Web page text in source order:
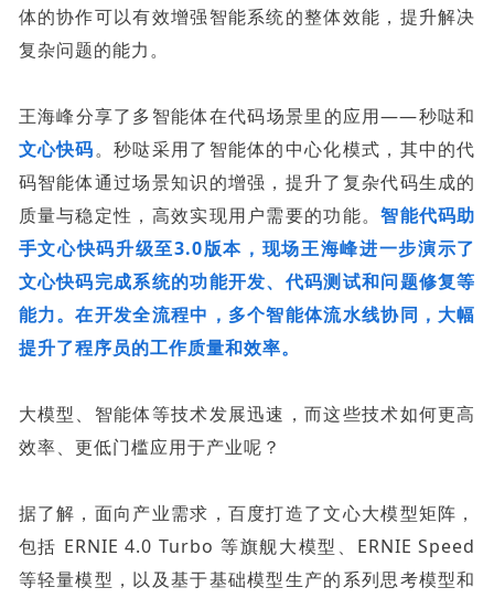
体的协作可以有效增强智能系统的整体效能，提升解决
复杂问题的能力。
王海峰分享了多智能体在代码场景里的应用——秒哒和
文心快码。秒哒采用了智能体的中心化模式，其中的代
码智能体通过场景知识的增强，提升了复杂代码生成的
质量与稳定性，高效实现用户需要的功能。智能代码助
手文心快码升级至3.0版本，现场王海峰进一步演示了
文心快码完成系统的功能开发、代码测试和问题修复等
能力。在开发全流程中，多个智能体流水线协同，大幅
提升了程序员的工作质量和效率。
大模型、智能体等技术发展迅速，而这些技术如何更高
效率、更低门槛应用于产业呢？
据了解，面向产业需求，百度打造了文心大模型矩阵，
包括 ERNIE 4.0 Turbo 等旗舰大模型、ERNIE Speed
等轻量模型，以及基于基础模型生产的系列思考模型和